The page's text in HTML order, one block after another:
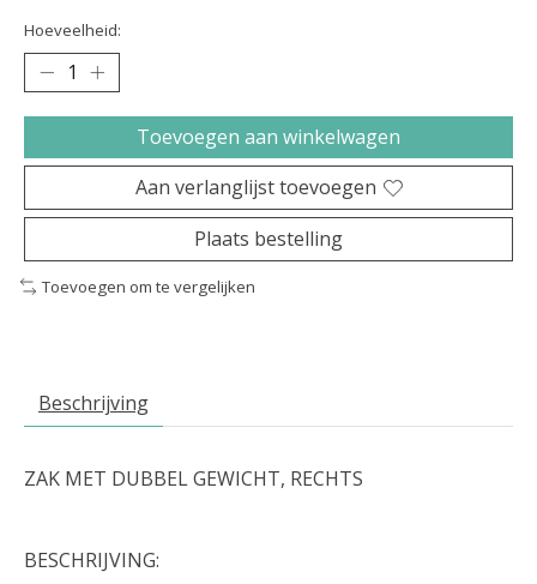
Hoeveelheid:
Toevoegen aan winkelwagen
Aan verlanglijst toevoegen
Plaats bestelling
Toevoegen om te vergelijken
Beschrijving
ZAK MET DUBBEL GEWICHT, RECHTS
BESCHRIJVING: